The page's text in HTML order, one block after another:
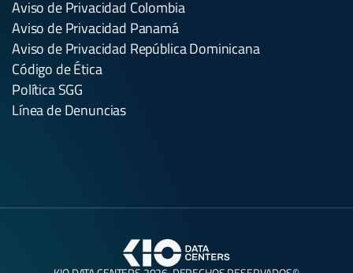
Aviso de Privacidad Colombia
Aviso de Privacidad Panamá
Aviso de Privacidad República Dominicana
Código de Ética
Política SGG
Línea de Denuncias